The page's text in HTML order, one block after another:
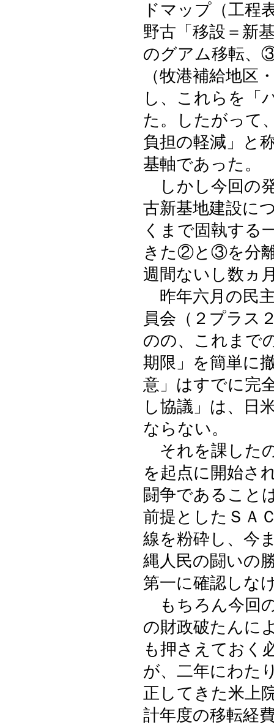
ドマップ（工程
野古「移設＝新
のグアム移転、
（牧港補給地区
し、これらを「
た。したがって
負担の軽減」と
基軸であった。
しかし今回の
古新基地建設に
くまで固執する
きた②と③を分
週間ないし数ヵ
昨年六月の民
員会（２プラス
のの、これまで
期限」を簡単に
意」はすでに完
し協議」は、日
ならない。
それを課した
を起点に開始さ
闘争であること
前提としたＳＡ
線を粉砕し、今
縄人民の闘いの
第一に確認しな
もちろん今回
の財政破たんに
も押さえておく
が、二年にわた
正してきた米上
計年度の移転経